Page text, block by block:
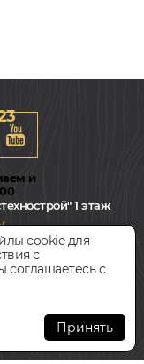
и
1 этаж
2026. Все права
ссылка на сайт
cookie для
с
соглашаетесь с
Принять